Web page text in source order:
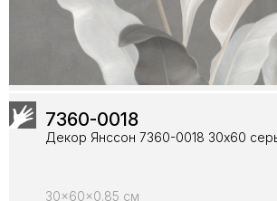
7360-0018
Декор Янссон 7360-0018 30х60
30x60x0.85 см